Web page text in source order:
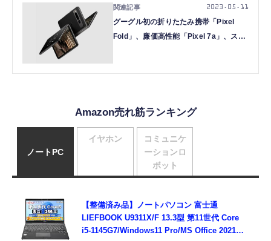
グーグル初の折りたたみ携帯「Pixel
Fold」、廉価高性能「Pixel 7a」、スタ
2023.05.11
Amazon売れ筋ランキング
ノートPC
【整備済み品】ノートパソコン 富士通
LIEFBOOK U9311X/F 13.3型 第11世代 Core
i5-1145G7/Windows11 Pro/MS Office 2021搭
イヤホン
コミュニケ
ーションロ
ボット